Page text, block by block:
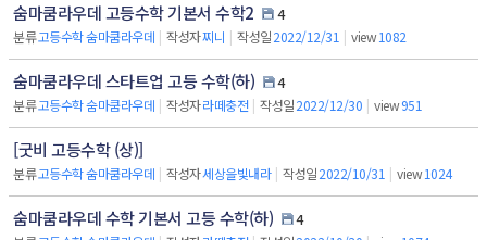
숨마쿰라우데 고등수학 기본서 수학2
4
분류고등수학 숨마쿰라우데 | 작성자찌니 | 작성일2022/12/31 | view1082
숨마쿰라우데 스타트업 고등 수학(하)
4
분류고등수학 숨마쿰라우데 | 작성자라떼충전 | 작성일2022/12/30 | view951
[굿비 고등수학 (상)]
분류고등수학 숨마쿰라우데 | 작성자세상을빛내라 | 작성일2022/10/31 | view1024
숨마쿰라우데 수학 기본서 고등 수학(하)
4